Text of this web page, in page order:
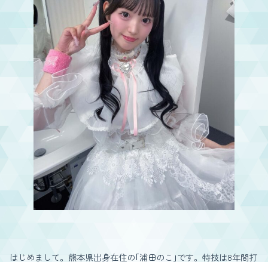
はじめまして。熊本県出身在住の｢浦田のこ｣です。特技は8年間打